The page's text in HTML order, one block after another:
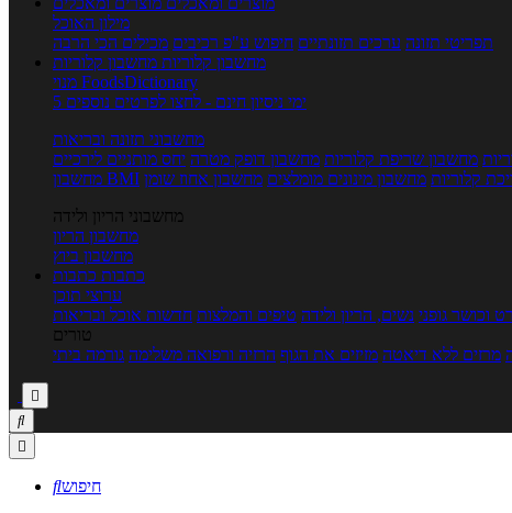
מילון האוכל
תפריטי תזונה ערכים תזונתיים חיפוש ע"פ רכיבים מכילים הכי הרבה
מחשבון קלוריות מחשבון קלוריות
מנוי FoodsDictionary
5 ימי ניסיון חינם - לחצו לפרטים נוספים
מחשבוני תזונה ובריאות
מחשבון שריפת קלוריות מחשבון דופק מטרה יחס מותניים לירכיים
מחשבון BMI
קלוריות מחשבון מינונים מומלצים מחשבון אחוז שומן
מחשבוני הריון ולידה
מחשבון הריון
מחשבון ביוץ
כתבות כתבות
ערוצי תוכן
וכושר גופני נשים, הריון ולידה טיפים והמלצות חדשות אוכל ובריאות
טורים
מרזים ללא דיאטה מזיזים את הגוף הרזיה ורפואה משלימה גורמה ביתי



חיפוש